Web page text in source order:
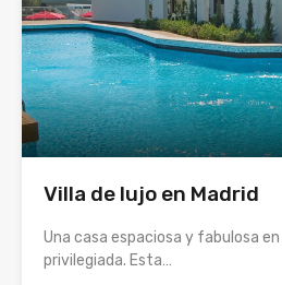
Villa de lujo en Madrid
Una casa espaciosa y fabulosa
privilegiada. Esta…